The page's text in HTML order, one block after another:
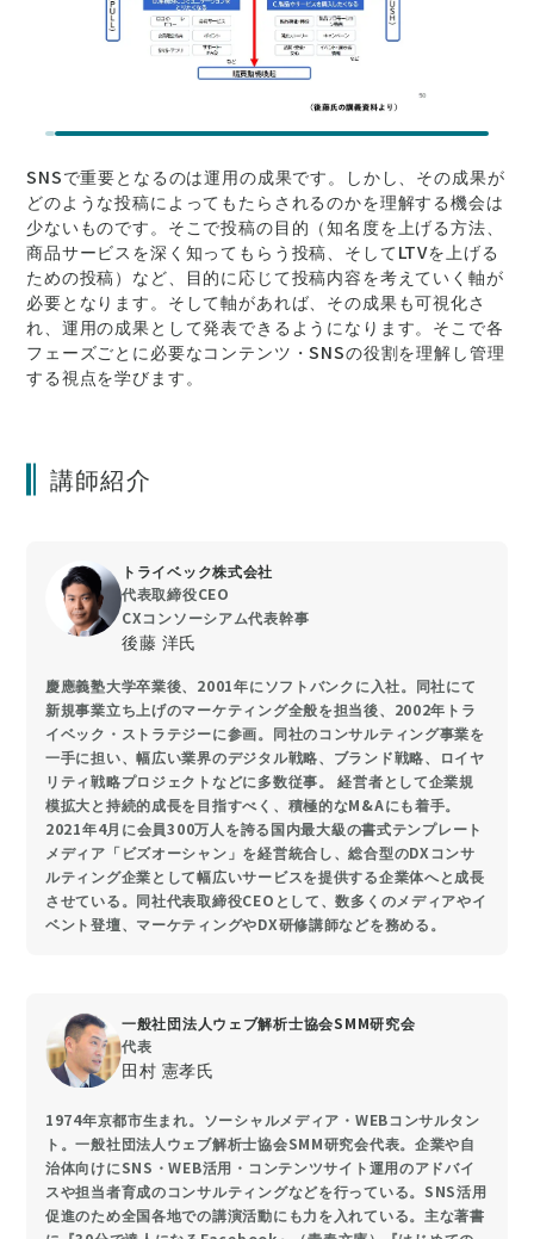
SNSで重要となるのは運用の成果です。しかし、その成果が
どのような投稿によってもたらされるのかを理解する機会は
少ないものです。そこで投稿の目的（知名度を上げる方法、
商品サービスを深く知ってもらう投稿、そしてLTVを上げる
ための投稿）など、目的に応じて投稿内容を考えていく軸が
必要となります。そして軸があれば、その成果も可視化さ
れ、運用の成果として発表できるようになります。そこで各
フェーズごとに必要なコンテンツ・SNSの役割を理解し管理
する視点を学びます。
講師紹介
トライベック株式会社
代表取締役CEO
CXコンソーシアム代表幹事
後藤 洋氏
慶應義塾大学卒業後、2001年にソフトバンクに入社。同社にて
新規事業立ち上げのマーケティング全般を担当後、2002年トラ
イベック・ストラテジーに参画。同社のコンサルティング事業を
一手に担い、幅広い業界のデジタル戦略、ブランド戦略、ロイヤ
リティ戦略プロジェクトなどに多数従事。 経営者として企業規
模拡大と持続的成長を目指すべく、積極的なM&Aにも着手。
2021年4月に会員300万人を誇る国内最大級の書式テンプレート
メディア「ビズオーシャン」を経営統合し、総合型のDXコンサ
ルティング企業として幅広いサービスを提供する企業体へと成長
させている。同社代表取締役CEOとして、数多くのメディアやイ
ベント登壇、マーケティングやDX研修講師などを務める。
一般社団法人ウェブ解析士協会SMM研究会
代表
田村 憲孝氏
1974年京都市生まれ。ソーシャルメディア・WEBコンサルタン
ト。一般社団法人ウェブ解析士協会SMM研究会代表。企業や自
治体向けにSNS・WEB活用・コンテンツサイト運用のアドバイ
スや担当者育成のコンサルティングなどを行っている。SNS活用
促進のため全国各地での講演活動にも力を入れている。主な著書